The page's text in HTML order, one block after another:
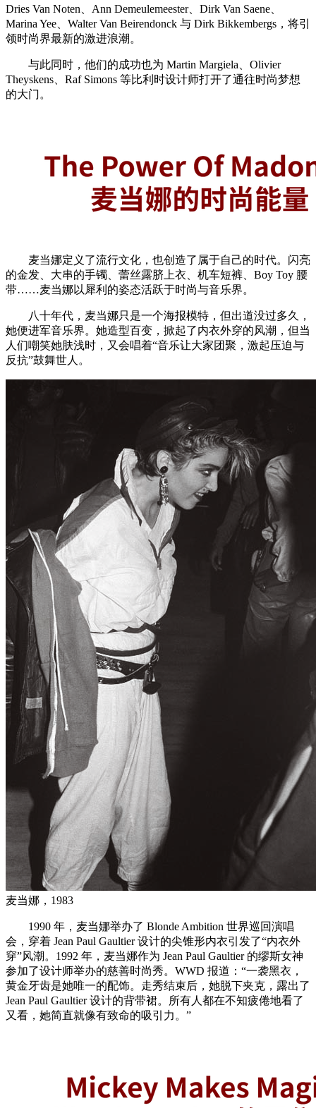
Dries Van Noten、Ann Demeulemeester、Dirk Van Saene、
Marina Yee、Walter Van Beirendonck 与 Dirk Bikkembergs，将引
领时尚界最新的激进浪潮。
与此同时，他们的成功也为 Martin Margiela、Olivier
Theyskens、Raf Simons 等比利时设计师打开了通往时尚梦想
的大门。
麦当娜定义了流行文化，也创造了属于自己的时代。闪亮
的金发、大串的手镯、蕾丝露脐上衣、机车短裤、Boy Toy 腰
带……麦当娜以犀利的姿态活跃于时尚与音乐界。
八十年代，麦当娜只是一个海报模特，但出道没过多久，
她便进军音乐界。她造型百变，掀起了内衣外穿的风潮，但当
人们嘲笑她肤浅时，又会唱着“音乐让大家团聚，激起压迫与
反抗”鼓舞世人。
麦当娜，1983
1990 年，麦当娜举办了 Blonde Ambition 世界巡回演唱
会，穿着 Jean Paul Gaultier 设计的尖锥形内衣引发了“内衣外
穿”风潮。1992 年，麦当娜作为 Jean Paul Gaultier 的缪斯女神
参加了设计师举办的慈善时尚秀。WWD 报道：“一袭黑衣，
黄金牙齿是她唯一的配饰。走秀结束后，她脱下夹克，露出了
Jean Paul Gaultier 设计的背带裙。所有人都在不知疲倦地看了
又看，她简直就像有致命的吸引力。”